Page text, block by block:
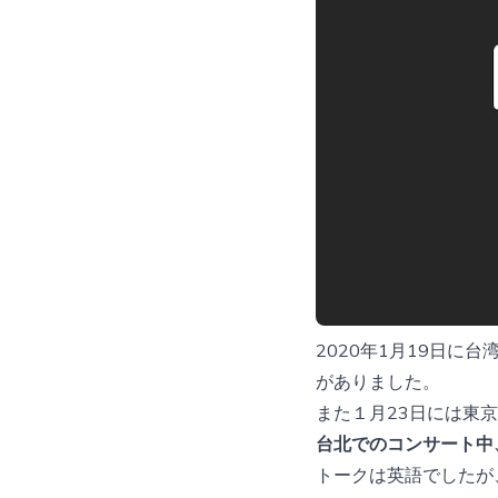
2020年1月19日に台
がありました。
また１月23日には東
台北でのコンサート
トークは英語でした